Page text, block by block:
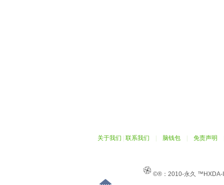
关于我们 联系我们 脑钱包 免责声明
©®：2010-永久